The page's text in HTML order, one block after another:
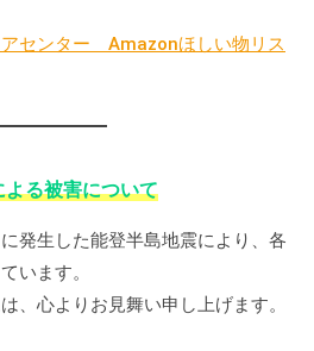
センター Amazonほしい物リス
る被害について
発生した能登半島地震により、各
います。
、心よりお見舞い申し上げます。